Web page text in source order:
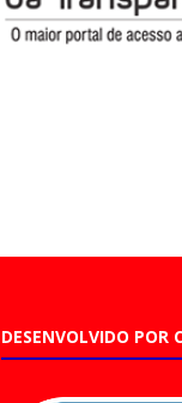
DESENVOLVIDO POR